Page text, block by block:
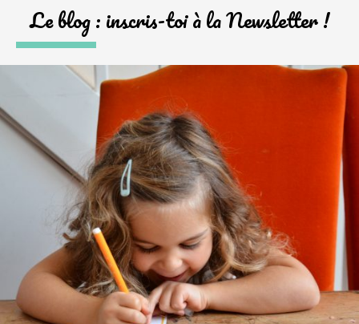
Le blog : inscris-toi à la Newsletter !